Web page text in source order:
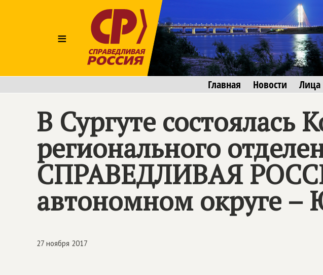
≡
Главная Новости Лица
В Сургуте состоялась
регионального
СПРАВЕДЛИВАЯ
автономном округе –
27 ноября 2017